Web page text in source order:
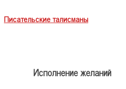
Писательские талисманы
Исполнение желаний